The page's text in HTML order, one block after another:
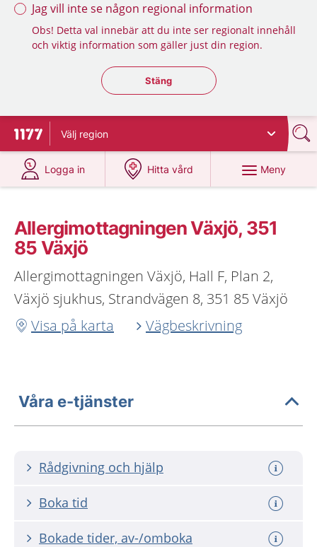
Jag vill inte se någon regional information
Obs! Detta val innebär att du inte ser regionalt innehåll
och viktig information som gäller just din region.
Stäng regionsväljaren
Stäng
Till startsidan för 1177
Välj region
Logga in
på 1177.se
Hitta vård
på 1177.se
Meny
Allergimottagningen Växjö, 351
85 Växjö
Allergimottagningen Växjö, Hall F, Plan 2,
Växjö sjukhus, Strandvägen 8, 351 85 Växjö
Visa på karta
Vägbeskrivning
Våra e-tjänster
Rådgivning och hjälp
Boka tid
Bokade tider, av-/omboka